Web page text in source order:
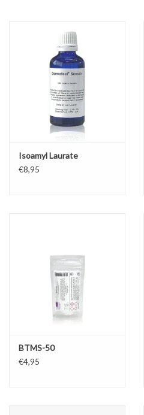
Isoamyl Laurate
€8,95
BTMS-50
€4,95